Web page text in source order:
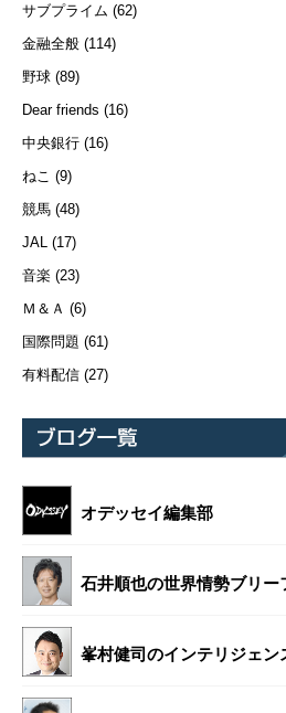
サブプライム (62)
金融全般 (114)
野球 (89)
Dear friends (16)
中央銀行 (16)
ねこ (9)
競馬 (48)
JAL (17)
音楽 (23)
Ｍ＆Ａ (6)
国際問題 (61)
有料配信 (27)
オデッセイ編集部
石井順也の世界情勢ブリー
峯村健司のインテリジェン